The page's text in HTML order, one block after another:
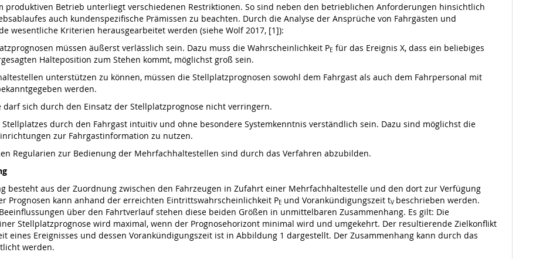
produktiven Betrieb unterliegt verschiedenen Restriktionen. So sind neben den betrieblichen Anforderungen hinsichtlich
auch kundenspezifische Prämissen zu beachten. Durch die Analyse der Ansprüche von Fahrgästen und
wesentliche Kriterien herausgearbeitet werden (siehe Wolf 2017, [1]):
müssen äußerst verlässlich sein. Dazu muss die Wahrscheinlichkeit PE für das Ereignis X, dass ein beliebiges
Halteposition zum Stehen kommt, möglichst groß sein.
unterstützen zu können, müssen die Stellplatzprognosen sowohl dem Fahrgast als auch dem Fahrpersonal mit
werden.
darf sich durch den Einsatz der Stellplatzprognose nicht verringern.
Stellplatzes durch den Fahrgast intuitiv und ohne besondere Systemkenntnis verständlich sein. Dazu sind möglichst die
zur Fahrgastinformation zu nutzen.
Regularien zur Bedienung der Mehrfachhaltestellen sind durch das Verfahren abzubilden.
besteht aus der Zuordnung zwischen den Fahrzeugen in Zufahrt einer Mehrfachhaltestelle und den dort zur Verfügung
Prognosen kann anhand der erreichten Eintrittswahrscheinlichkeit PE und Vorankündigungszeit tV beschrieben werden.
über den Fahrtverlauf stehen diese beiden Größen in unmittelbaren Zusammenhang. Es gilt: Die
Stellplatzprognose wird maximal, wenn der Prognosehorizont minimal wird und umgekehrt. Der resultierende Zielkonflikt
eines Ereignisses und dessen Vorankündigungszeit ist in Abbildung 1 dargestellt. Der Zusammenhang kann durch das
werden.